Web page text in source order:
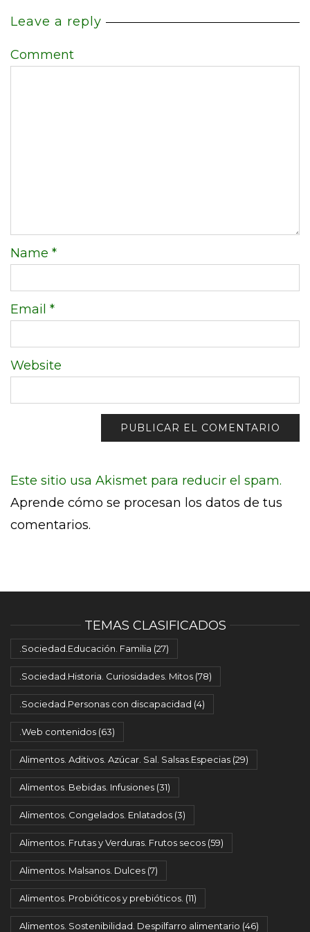
Leave a reply
Comment
Name *
Email *
Website
Este sitio usa Akismet para reducir el spam.
Aprende cómo se procesan los datos de tus
comentarios.
TEMAS CLASIFICADOS
.Sociedad.Educación. Familia (27)
.Sociedad.Historia. Curiosidades. Mitos (78)
.Sociedad.Personas con discapacidad (4)
.Web contenidos (63)
Alimentos. Aditivos. Azúcar. Sal. Salsas.Especias (29)
Alimentos. Bebidas. Infusiones (31)
Alimentos. Congelados. Enlatados (3)
Alimentos. Frutas y Verduras. Frutos secos (59)
Alimentos. Malsanos. Dulces (7)
Alimentos. Probióticos y prebióticos. (11)
Alimentos. Sostenibilidad. Despilfarro alimentario (46)